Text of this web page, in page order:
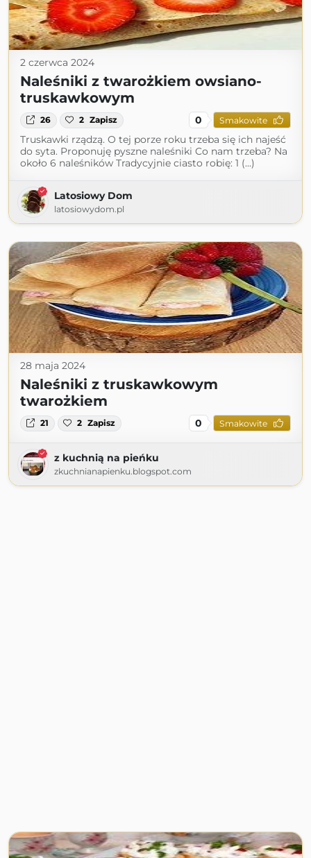
2 czerwca 2024
Naleśniki z twarożkiem owsiano-
truskawkowym
26 2 Zapisz 0 Smakowite
Truskawki rządzą. O tej porze roku trzeba się ich najeść
do syta. Proponuję pyszne naleśniki Co nam trzeba? Na
około 6 naleśników Tradycyjnie ciasto robię: 1 (...)
Latosiowy Dom
latosiowydom.pl
28 maja 2024
Naleśniki z truskawkowym
twarożkiem
21 2 Zapisz 0 Smakowite
z kuchnią na pieńku
zkuchnianapienku.blogspot.com